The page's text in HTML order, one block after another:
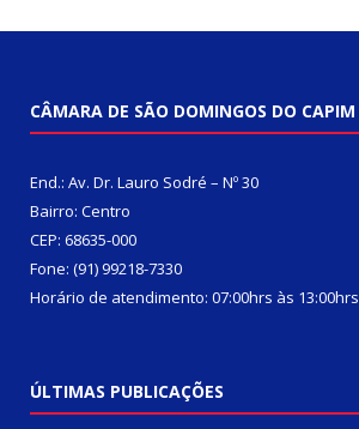
CÂMARA DE SÃO DOMINGOS DO CAPIM
End.: Av. Dr. Lauro Sodré – Nº 30
Bairro: Centro
CEP: 68635-000
Fone: (91) 99218-7330
Horário de atendimento: 07:00hrs às 13:00hrs
ÚLTIMAS PUBLICAÇÕES